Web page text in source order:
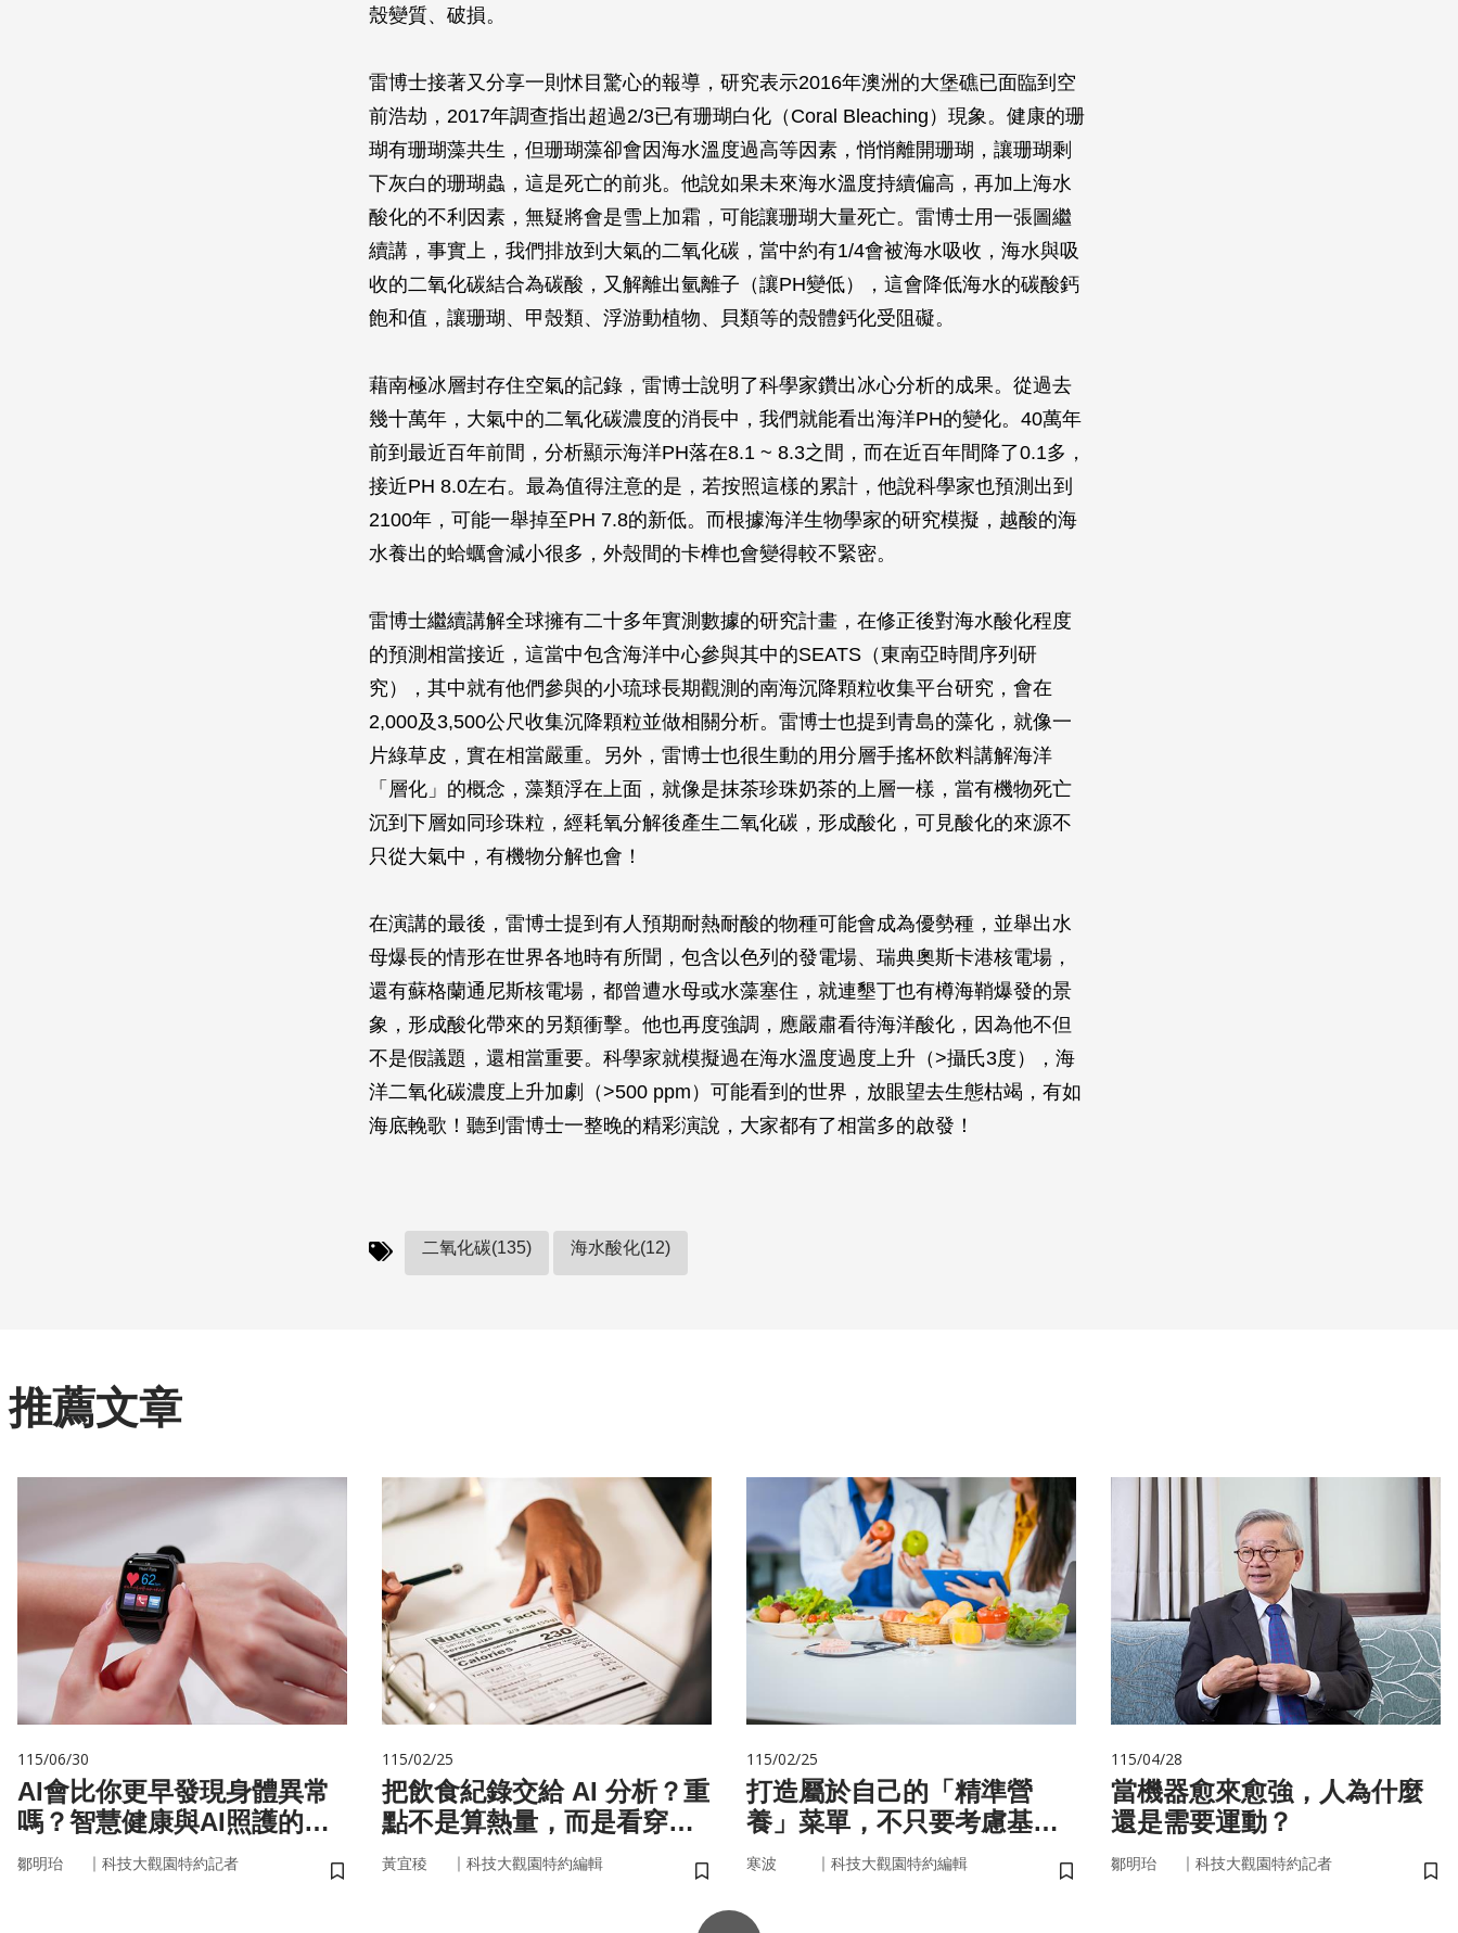
殼變質、破損。
雷博士接著又分享一則怵目驚心的報導，研究表示2016年澳洲的大堡礁已面臨到空
前浩劫，2017年調查指出超過2/3已有珊瑚白化（Coral Bleaching）現象。健康的珊
瑚有珊瑚藻共生，但珊瑚藻卻會因海水溫度過高等因素，悄悄離開珊瑚，讓珊瑚剩
下灰白的珊瑚蟲，這是死亡的前兆。他說如果未來海水溫度持續偏高，再加上海水
酸化的不利因素，無疑將會是雪上加霜，可能讓珊瑚大量死亡。雷博士用一張圖繼
續講，事實上，我們排放到大氣的二氧化碳，當中約有1/4會被海水吸收，海水與吸
收的二氧化碳結合為碳酸，又解離出氫離子（讓PH變低），這會降低海水的碳酸鈣
飽和值，讓珊瑚、甲殼類、浮游動植物、貝類等的殼體鈣化受阻礙。
藉南極冰層封存住空氣的記錄，雷博士說明了科學家鑽出冰心分析的成果。從過去
幾十萬年，大氣中的二氧化碳濃度的消長中，我們就能看出海洋PH的變化。40萬年
前到最近百年前間，分析顯示海洋PH落在8.1 ~ 8.3之間，而在近百年間降了0.1多，
接近PH 8.0左右。最為值得注意的是，若按照這樣的累計，他說科學家也預測出到
2100年，可能一舉掉至PH 7.8的新低。而根據海洋生物學家的研究模擬，越酸的海
水養出的蛤蠣會減小很多，外殼間的卡榫也會變得較不緊密。
雷博士繼續講解全球擁有二十多年實測數據的研究計畫，在修正後對海水酸化程度
的預測相當接近，這當中包含海洋中心參與其中的SEATS（東南亞時間序列研
究），其中就有他們參與的小琉球長期觀測的南海沉降顆粒收集平台研究，會在
2,000及3,500公尺收集沉降顆粒並做相關分析。雷博士也提到青島的藻化，就像一
片綠草皮，實在相當嚴重。另外，雷博士也很生動的用分層手搖杯飲料講解海洋
「層化」的概念，藻類浮在上面，就像是抹茶珍珠奶茶的上層一樣，當有機物死亡
沉到下層如同珍珠粒，經耗氧分解後產生二氧化碳，形成酸化，可見酸化的來源不
只從大氣中，有機物分解也會！
在演講的最後，雷博士提到有人預期耐熱耐酸的物種可能會成為優勢種，並舉出水
母爆長的情形在世界各地時有所聞，包含以色列的發電場、瑞典奧斯卡港核電場，
還有蘇格蘭通尼斯核電場，都曾遭水母或水藻塞住，就連墾丁也有樽海鞘爆發的景
象，形成酸化帶來的另類衝擊。他也再度強調，應嚴肅看待海洋酸化，因為他不但
不是假議題，還相當重要。科學家就模擬過在海水溫度過度上升（>攝氏3度），海
洋二氧化碳濃度上升加劇（>500 ppm）可能看到的世界，放眼望去生態枯竭，有如
海底輓歌！聽到雷博士一整晚的精彩演說，大家都有了相當多的啟發！
二氧化碳(135) 海水酸化(12)
推薦文章
115/06/30
AI會比你更早發現身體異常
嗎？智慧健康與AI照護的未
來
鄒明珆 ｜ 科技大觀園特約記者
儲存書籤
115/02/25
把飲食紀錄交給 AI 分析？重
點不是算熱量，而是看穿你
的「飲食習慣」
黃宜稜 ｜ 科技大觀園特約編輯
儲存書籤
115/02/25
打造屬於自己的「精準營
養」菜單，不只要考慮基
因，關鍵更在腸道微生物
寒波 ｜ 科技大觀園特約編輯
儲存書籤
115/04/28
當機器愈來愈強，人為什麼
還是需要運動？
鄒明珆 ｜ 科技大觀園特約記者
儲